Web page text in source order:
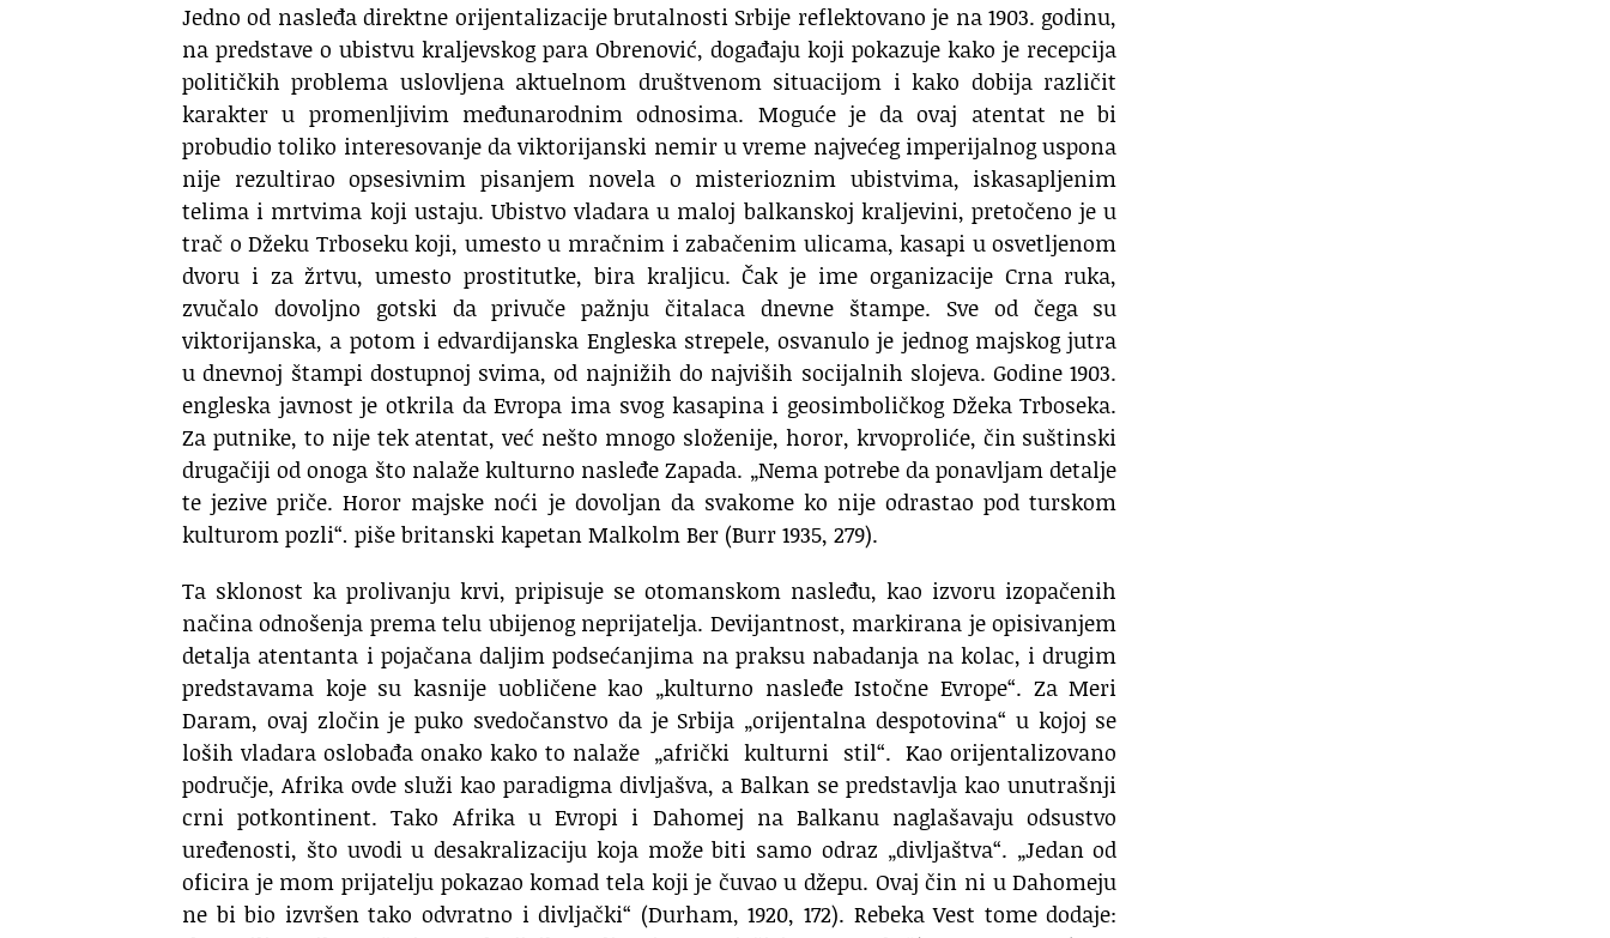
Jedno od nasleđa direktne orijentalizacije brutalnosti Srbije reflektovano je na 1903. godinu,
na predstave o ubistvu kraljevskog para Obrenović, događaju koji pokazuje kako je recepcija
političkih problema uslovljena aktuelnom društvenom situacijom i kako dobija različit
karakter u promenljivim međunarodnim odnosima. Moguće je da ovaj atentat ne bi
probudio toliko interesovanje da viktorijanski nemir u vreme najvećeg imperijalnog uspona
nije rezultirao opsesivnim pisanjem novela o misterioznim ubistvima, iskasapljenim
telima i mrtvima koji ustaju. Ubistvo vladara u maloj balkanskoj kraljevini, pretočeno je u
trač o Džeku Trboseku koji, umesto u mračnim i zabačenim ulicama, kasapi u osvetljenom
dvoru i za žrtvu, umesto prostitutke, bira kraljicu. Čak je ime organizacije Crna ruka,
zvučalo dovoljno gotski da privuče pažnju čitalaca dnevne štampe. Sve od čega su
viktorijanska, a potom i edvardijanska Engleska strepele, osvanulo je jednog majskog jutra
u dnevnoj štampi dostupnoj svima, od najnižih do najviših socijalnih slojeva. Godine 1903.
engleska javnost je otkrila da Evropa ima svog kasapina i geosimboličkog Džeka Trboseka.
Za putnike, to nije tek atentat, već nešto mnogo složenije, horor, krvoproliće, čin suštinski
drugačiji od onoga što nalaže kulturno nasleđe Zapada. „Nema potrebe da ponavljam detalje
te jezive priče. Horor majske noći je dovoljan da svakome ko nije odrastao pod turskom
kulturom pozli“. piše britanski kapetan Malkolm Ber (Burr 1935, 279).
Ta sklonost ka prolivanju krvi, pripisuje se otomanskom nasleđu, kao izvoru izopačenih
načina odnošenja prema telu ubijenog neprijatelja. Devijantnost, markirana je opisivanjem
detalja atentanta i pojačana daljim podsećanjima na praksu nabadanja na kolac, i drugim
predstavama koje su kasnije uobličene kao „kulturno nasleđe Istočne Evrope“. Za Meri
Daram, ovaj zločin je puko svedočanstvo da je Srbija „orijentalna despotovina“ u kojoj se
loših vladara oslobađa onako kako to nalaže „afrički kulturni stil“. Kao orijentalizovano
područje, Afrika ovde služi kao paradigma divljašva, a Balkan se predstavlja kao unutrašnji
crni potkontinent. Tako Afrika u Evropi i Dahomej na Balkanu naglašavaju odsustvo
uređenosti, što uvodi u desakralizaciju koja može biti samo odraz „divljaštva“. „Jedan od
oficira je mom prijatelju pokazao komad tela koji je čuvao u džepu. Ovaj čin ni u Dahomeju
ne bi bio izvršen tako odvratno i divljački“ (Durham, 1920, 172). Rebeka Vest tome dodaje: